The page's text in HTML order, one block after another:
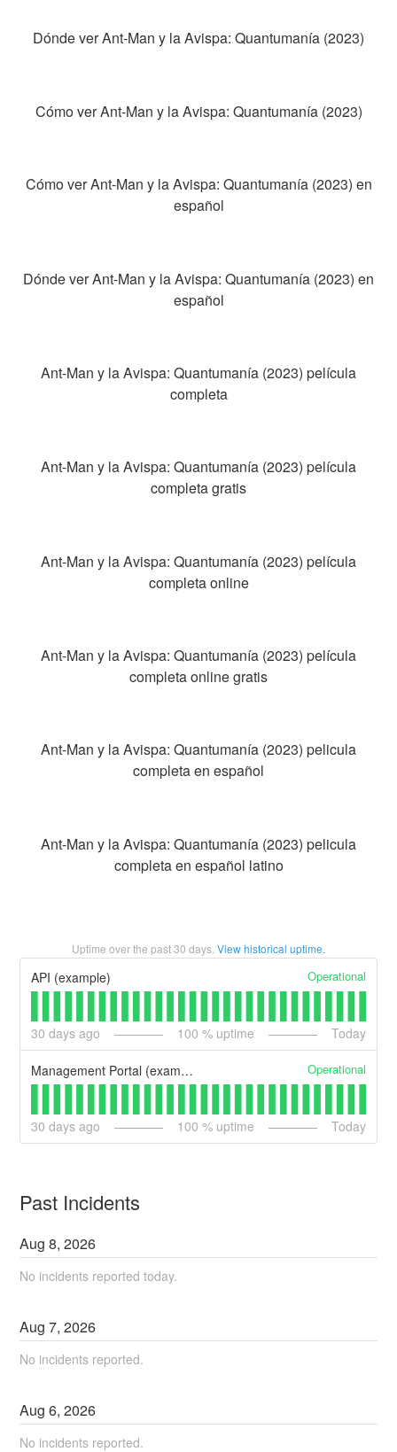
Dónde ver Ant-Man y la Avispa: Quantumanía (2023)
Cómo ver Ant-Man y la Avispa: Quantumanía (2023)
Cómo ver Ant-Man y la Avispa: Quantumanía (2023) en
español
Dónde ver Ant-Man y la Avispa: Quantumanía (2023) en
español
Ant-Man y la Avispa: Quantumanía (2023) película
completa
Ant-Man y la Avispa: Quantumanía (2023) película
completa gratis
Ant-Man y la Avispa: Quantumanía (2023) película
completa online
Ant-Man y la Avispa: Quantumanía (2023) película
completa online gratis
Ant-Man y la Avispa: Quantumanía (2023) pelicula
completa en español
Ant-Man y la Avispa: Quantumanía (2023) pelicula
completa en español latino
Uptime over the past30 days. View historical uptime.
API (example) Operational
30 days ago 100 % uptime Today
Management Portal (example) Operational
30 days ago 100 % uptime Today
Past Incidents
Aug8,2026
No incidents reported today.
Aug7,2026
No incidents reported.
Aug6,2026
No incidents reported.